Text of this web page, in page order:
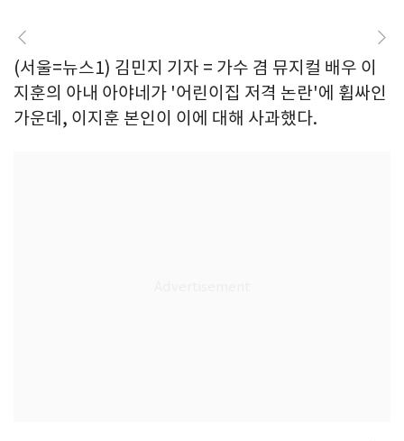
(서울=뉴스1) 김민지 기자 = 가수 겸 뮤지컬 배우 이
지훈의 아내 아야네가 '어린이집 저격 논란'에 휩싸인
가운데, 이지훈 본인이 이에 대해 사과했다.